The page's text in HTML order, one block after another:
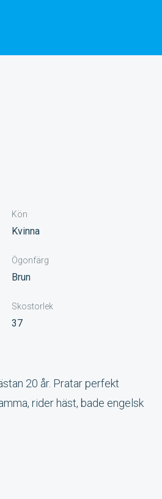
Kön
Kvinna
Ögonfärg
Brun
Skostorlek
37
20 år. Pratar perfekt
rider häst, bade engelsk